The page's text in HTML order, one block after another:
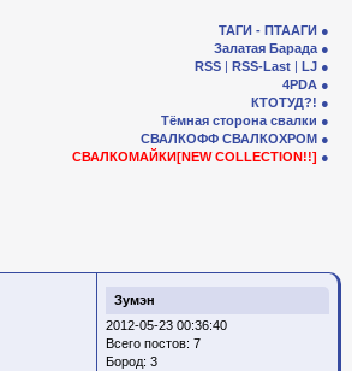
ТАГИ - ПТААГИ
Залатая Барада
RSS | RSS-Last | LJ
4PDA
КТОТУД?!
Тёмная сторона свалки
СВАЛКОФФ СВАЛКОХРОМ
СВАЛКОМАЙКИ[NEW COLLECTION!!]
Зумэн
2012-05-23 00:36:40
Всего постов: 7
Бород: 3